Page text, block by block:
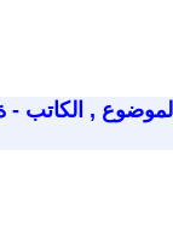
, الكاتب -